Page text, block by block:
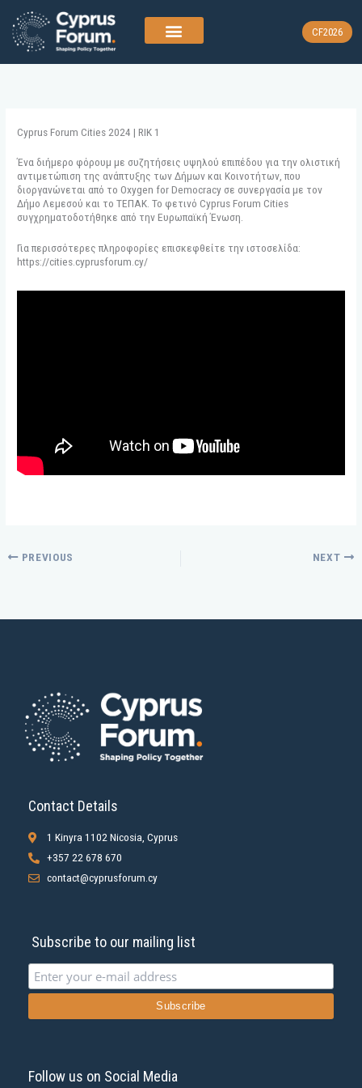
content
CF2026
Cyprus Forum Cities 2024 | RIK 1
Ένα διήμερο φόρουμ με συζητήσεις υψηλού επιπέδου για την ολιστική
αντιμετώπιση της ανάπτυξης των Δήμων και Κοινοτήτων, που
διοργανώνεται από το Oxygen for Democracy σε συνεργασία με τον
Δήμο Λεμεσού και το ΤΕΠΑΚ. To φετινό Cyprus Forum Cities
συγχρηματοδοτήθηκε από την Ευρωπαϊκή Ένωση.
Για περισσότερες πληροφορίες επισκεφθείτε την ιστοσελίδα:
https://cities.cyprusforum.cy/
PREVIOUS NEXT
Contact Details
1 Kinyra 1102 Nicosia, Cyprus
+357 22 678 670
contact@cyprusforum.cy
Subscribe to our mailing list
Follow us on Social Media